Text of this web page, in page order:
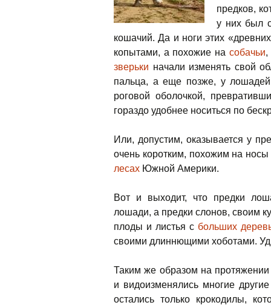
предков,
у них был
кошачий. Да и ноги этих
копытами, а похожие на собачьи,
зверьки начали изменять свой
пальца, а еще позже, у лошадей
роговой оболочкой,
гораздо удобнее носиться по
Или, допустим, оказывается у
очень коротким, похожим на
лесах Южной Америки.
Вот и выходит, что предки
лошади, а предки слонов, своим
плоды и листья с больших
своими длиннющими хоботами.
Таким же образом на протяжении
и видоизменялись многие
остались только крокодилы,